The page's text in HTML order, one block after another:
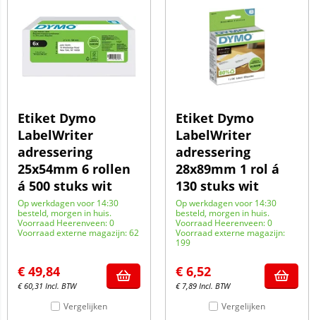
Etiket Dymo
LabelWriter
adressering
25x54mm 6 rollen
á 500 stuks wit
Op werkdagen voor 14:30
besteld, morgen in huis.
Voorraad Heerenveen: 0
Voorraad externe magazijn: 62
€ 49,84
€60,31 Incl. BTW
Vergelijken
Etiket Dymo
LabelWriter
adressering
28x89mm 1 rol á
130 stuks wit
Op werkdagen voor 14:30
besteld, morgen in huis.
Voorraad Heerenveen: 0
Voorraad externe magazijn:
199
€ 6,52
€ 7,89 Incl. BTW
Vergelijken